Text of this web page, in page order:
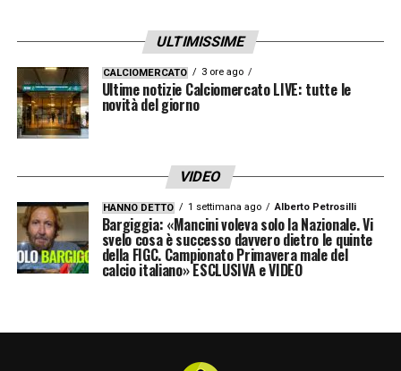
ULTIMISSIME
CALCIOMERCATO 3 ore ago
Ultime notizie Calciomercato LIVE: tutte le
novità del giorno
VIDEO
HANNO DETTO 1 settimana ago Alberto Petrosilli
Bargiggia: «Mancini voleva solo la Nazionale. Vi
svelo cosa è successo davvero dietro le quinte
della FIGC. Campionato Primavera male del
calcio italiano» ESCLUSIVA e VIDEO